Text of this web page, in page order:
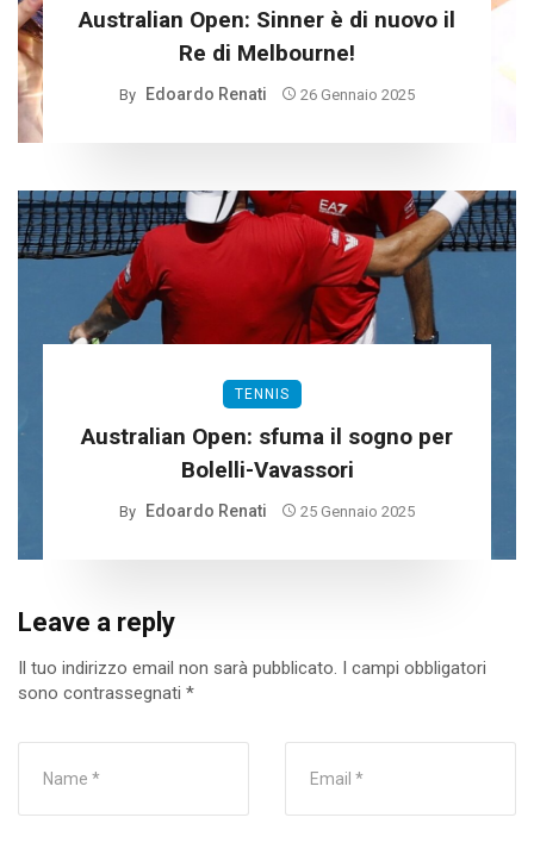
Australian Open: Sinner è di nuovo il
Re di Melbourne!
By Edoardo Renati 26 Gennaio 2025
TENNIS
Australian Open: sfuma il sogno per
Bolelli-Vavassori
By Edoardo Renati 25 Gennaio 2025
Leave a reply
Il tuo indirizzo email non sarà pubblicato. I campi obbligatori
sono contrassegnati *